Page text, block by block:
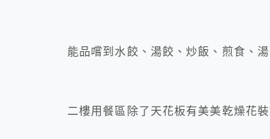
能品嚐到水餃、湯餃、炒飯、煎食、
二樓用餐區除了天花板有美美乾燥花